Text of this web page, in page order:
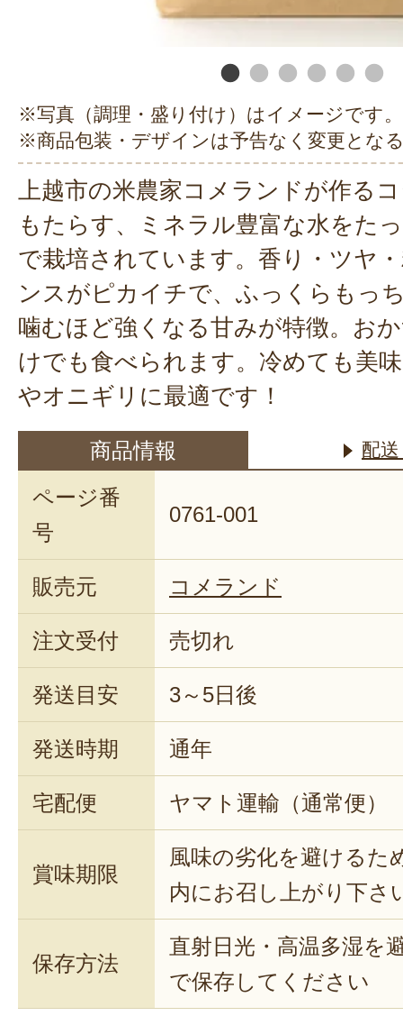
※写真（調理・盛り付け）はイメージです。
※商品包装・デザインは予告なく変更とな
上越市の米農家コメランドが作る
もたらす、ミネラル豊富な水をた
で栽培されています。香り・ツヤ
ンスがピカイチで、ふっくらもっ
噛むほど強くなる甘みが特徴。お
けでも食べられます。冷めても美
やオニギリに最適です！
商品情報 配
ページ番
号
0761-001
販売元 コメランド
注文受付 売切れ
発送目安 3～5日後
発送時期 通年
宅配便 ヤマト運輸（通常便）
賞味期限
風味の劣化を避けるた
内にお召し上がり下さ
保存方法
直射日光・高温多湿を
で保存してください